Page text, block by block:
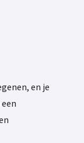
en je